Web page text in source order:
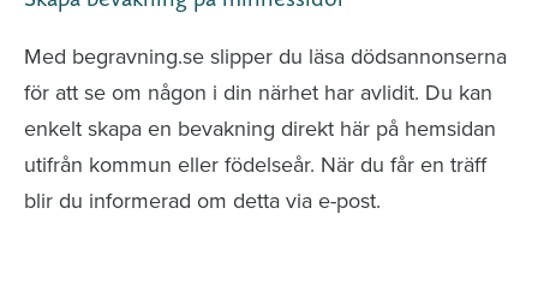
Med begravning.se slipper du läsa dödsannonserna
för att se om någon i din närhet har avlidit. Du kan
enkelt skapa en bevakning direkt här på hemsidan
utifrån kommun eller födelseår. När du får en träff
blir du informerad om detta via e-post.